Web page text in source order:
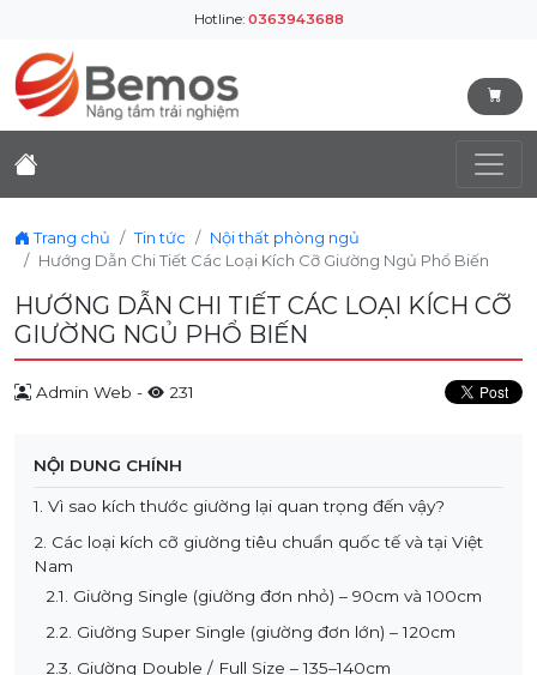
Hotline: 0363943688
Trang chủ Tin tức
Nội thất phòng ngủ
Hướng Dẫn Chi Tiết Các Loại Kích Cỡ Giường Ngủ Phổ Biến
HƯỚNG DẪN CHI TIẾT CÁC LOẠI KÍCH CỠ
GIƯỜNG NGỦ PHỔ BIẾN
Admin Web - 231
NỘI DUNG CHÍNH
1. Vì sao kích thước giường lại quan trọng đến vậy?
2. Các loại kích cỡ giường tiêu chuẩn quốc tế và tại Việt
Nam
2.1. Giường Single (giường đơn nhỏ) – 90cm và 100cm
2.2. Giường Super Single (giường đơn lớn) – 120cm
2.3. Giường Double / Full Size – 135–140cm